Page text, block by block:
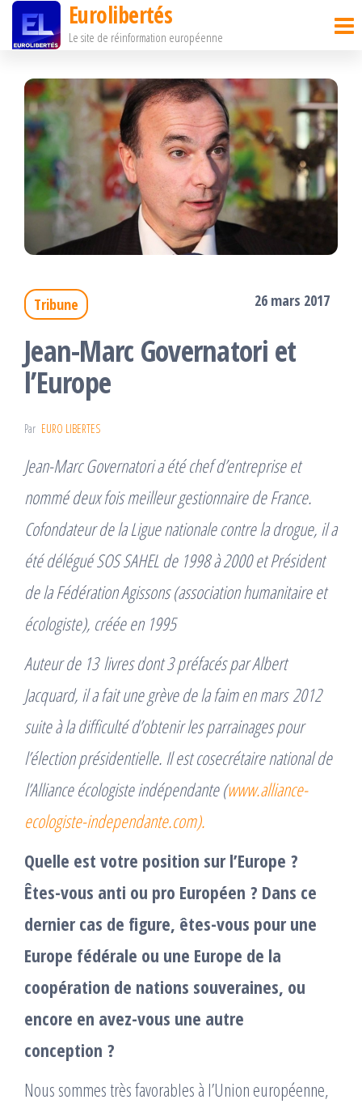
Passer
contenu
Eurolibertés
Le site de réinformation européenne
Tribune 26 mars 2017
Jean-Marc Governatori et
l’Europe
Par EURO LIBERTES
Jean-Marc Governatori a été chef d’entreprise et
nommé deux fois meilleur gestionnaire de France.
Cofondateur de la Ligue nationale contre la drogue, il a
été délégué SOS SAHEL de 1998 à 2000 et Président
de la Fédération Agissons (association humanitaire et
écologiste), créée en 1995
Auteur de 13 livres dont 3 préfacés par Albert
Jacquard, il a fait une grève de la faim en mars 2012
suite à la difficulté d’obtenir les parrainages pour
l’élection présidentielle. Il est cosecrétaire national de
l’Alliance écologiste indépendante (www.alliance-
ecologiste-independante.com).
Quelle est votre position sur l’Europe ?
Êtes-vous anti ou pro Européen ? Dans ce
dernier cas de figure, êtes-vous pour une
Europe fédérale ou une Europe de la
coopération de nations souveraines, ou
encore en avez-vous une autre
conception ?
Nous sommes très favorables à l’Union européenne,